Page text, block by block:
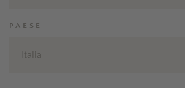
PAESE
Italia